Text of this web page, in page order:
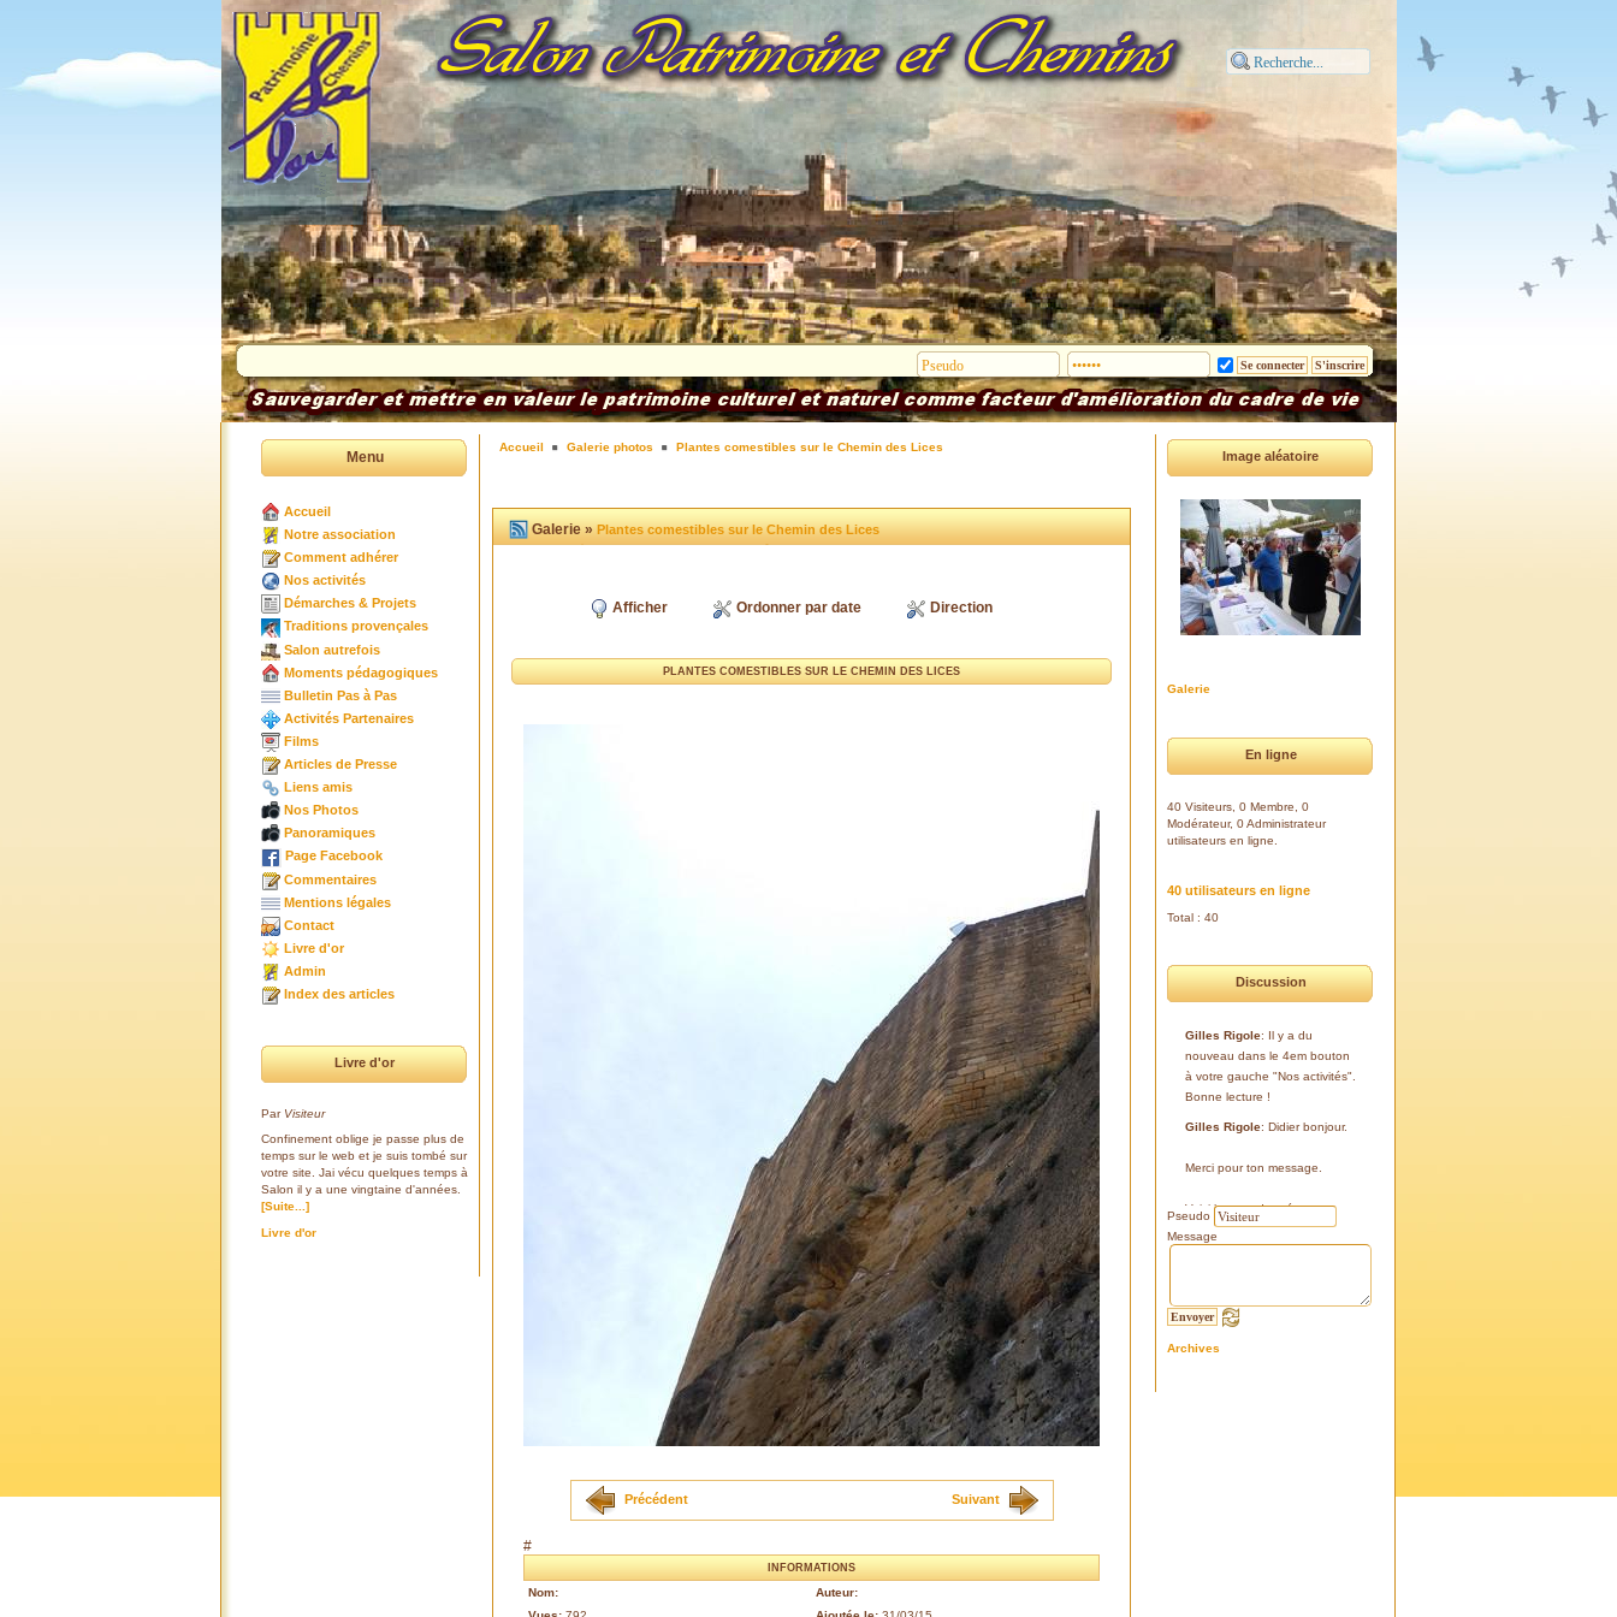
Menu
Accueil
Notre association
Comment adhérer
Nos activités
Démarches & Projets
Traditions provençales
Salon autrefois
Moments pédagogiques
Bulletin Pas à Pas
Activités Partenaires
Films
Articles de Presse
Liens amis
Nos Photos
Panoramiques
Page Facebook
Commentaires
Mentions légales
Contact
Livre d'or
Admin
Index des articles
Livre d'or
Par Visiteur
Confinement oblige je passe plus de
temps sur le web et je suis tombé sur
votre site. Jai vécu quelques temps à
Salon il y a une vingtaine d'années.
[Suite...]
Livre d'or
Image aléatoire
Galerie
En ligne
40 Visiteurs, 0 Membre, 0
Modérateur, 0 Administrateur
utilisateurs en ligne.
40 utilisateurs en ligne
Total : 40
Discussion
Gilles Rigole: Il y a du
nouveau dans le 4em bouton
à votre gauche "Nos activités".
Bonne lecture !
Gilles Rigole: Didier bonjour.
Merci pour ton message.
Voici les coordonnées:
43°38'48'' N
Si tu le peux, le veux, notre
l'Eissame, fait une sortie le
Pseudo
Message
Archives
Accueil Galerie photos Plantes comestibles sur le Chemin des Lices
Galerie »Plantes comestibles sur le Chemin des Lices
Afficher Ordonner par date Direction
PLANTES COMESTIBLES SUR LE CHEMIN DES LICES
Précédent Suivant
#
INFORMATIONS
Nom:
Auteur: